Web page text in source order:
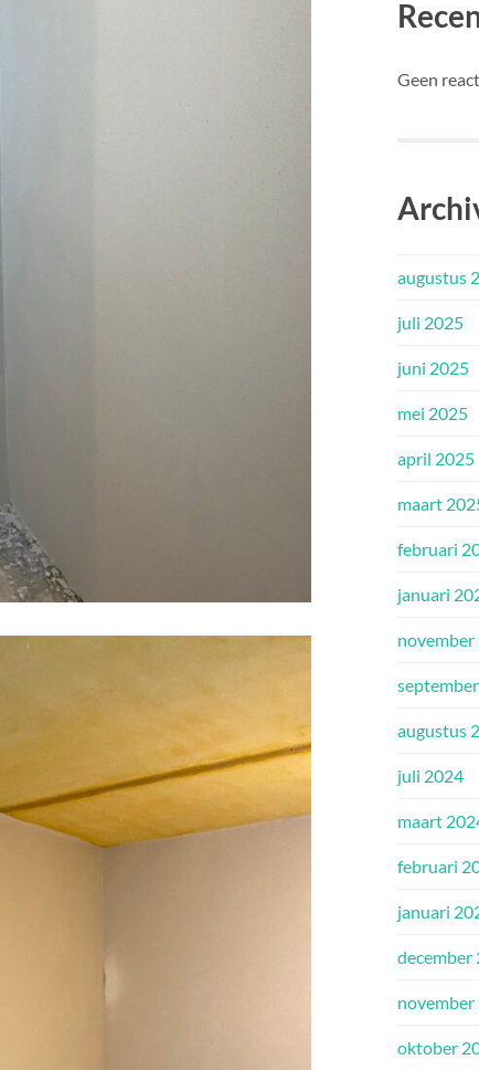
Geen
augustus
juli 2025
juni 2025
mei 2025
april 2025
maart
februari
januari
november
augustus
juli 2024
maart
februari
januari
december
november
oktober